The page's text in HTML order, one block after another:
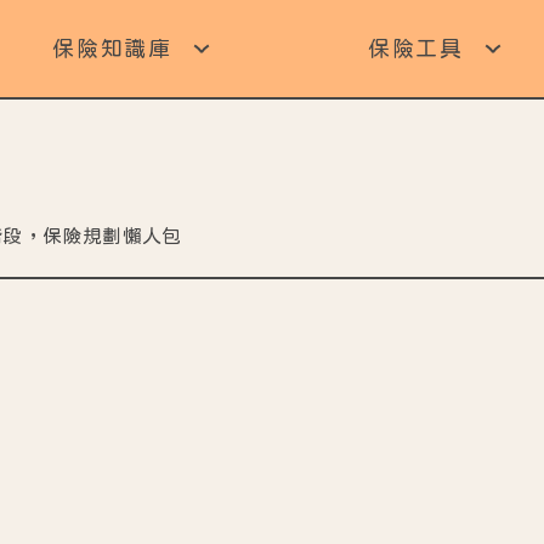
保險知識庫 保險工具
，保險規劃懶人包